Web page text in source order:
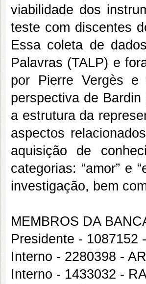
viabilidade dos
teste com discentes
Essa coleta de
Palavras (TALP) e
por Pierre Vergès
perspectiva de
a estrutura da
aspectos
aquisição de
categorias: “amor” e
investigação, bem
MEMBROS DA
Presidente - 1087152
Interno - 2280398 -
Interno - 1433032 -